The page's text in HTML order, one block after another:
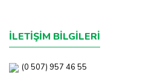
İLETİŞİM BİLGİLERİ
(0 507) 957 46 55